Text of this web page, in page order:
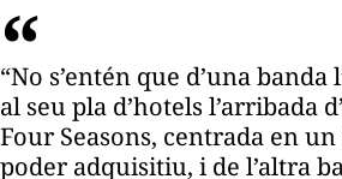
“No s’entén que d’una
al seu pla d’hotels l’arribada
Four Seasons, centrada en
poder adquisitiu, i de l’altra